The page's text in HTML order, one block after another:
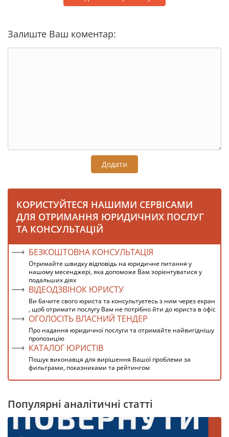
Залиште Ваш коментар:
Додати
КОРИСТУЙТЕСЯ НАШИМИ СЕРВІСАМИ
ДЛЯ ОТРИМАННЯ ЮРИДИЧНИХ ПОСЛУГ
ТА КОНСУЛЬТАЦІЙ
БЕЗКОШТОВНА КОНСУЛЬТАЦІЯ
Отримайте швидку відповідь на юридичне питання у
нашому месенджері, яка допоможе Вам зорієнтуватися у
подальших діях
ВІДЕОДЗВІНОК ЮРИСТУ
Ви бачите свого юриста та консультуєтесь з ним через екран
, щоб отримати послугу Вам не потрібно йти до юриста в офіс
ОГОЛОСІТЬ ВЛАСНИЙ ТЕНДЕР
Про надання юридичної послуги та отримайте найвигіднішу
пропозицію
КАТАЛОГ ЮРИСТІВ
Пошук виконавця для вирішення Вашої проблеми за
фильтрами, показниками та рейтингом
Популярні аналітичні статті